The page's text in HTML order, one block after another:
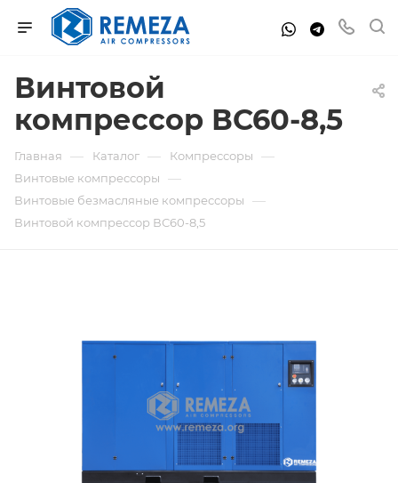
Винтовой
компрессор ВС60-8,5
Главная — Каталог — Компрессоры —
Винтовые компрессоры —
Винтовые безмасляные компрессоры —
Винтовой компрессор ВС60-8,5